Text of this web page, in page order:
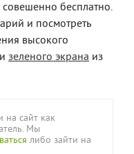
бесплатно.
и посмотреть
высокого
и зеленого экрана из
на сайт как
Мы
либо зайти на